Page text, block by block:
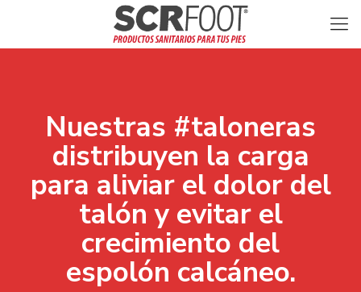
Nuestras #taloneras
distribuyen la carga
para aliviar el dolor del
talón y evitar el
crecimiento del
espolón calcáneo.